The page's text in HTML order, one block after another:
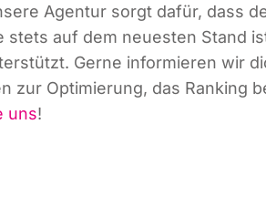
Agen­tur sorgt dafür, dass
stets auf dem neu­es­ten Stand
Ger­ne infor­mie­ren wir
zur Opti­mie­rung, das Ran­king
uns!